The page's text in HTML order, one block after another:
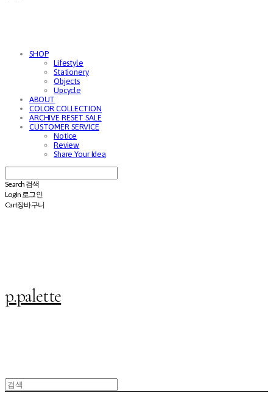
SHOP
Lifestyle
Stationery
Objects
Upcycle
ABOUT
COLOR COLLECTION
ARCHIVE RESET SALE
CUSTOMER SERVICE
Notice
Review
Share Your Idea
Search 검색
Log In 로그인
Cart장바구니
p.palette